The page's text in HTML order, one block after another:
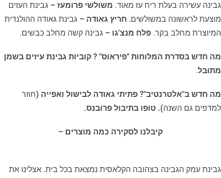
גבינה עשירה בעלת ריח עז מאוד. משולשי פרומעז – גבינת העזים
מוצעת לראשונה במשולשים. חריץ גאודה – גבינת גאודה ההולנדית
המיוצרת מחלב בקר. פלח מנצ'גו – גבינה קשה מחלב כבשים.
מה חדש בסדרת המלוחות "פיראוס" ? קוביות גבינת עיזים בשמן
מתובל.
מה חדש ב"אלטרנטיב"? פתיתי גאודה לבישול ואפייה (חוזר
למדפים גם השנה). טופו בתיבול פרובנס.
קיבלנו לסקירה כמה מוצרים –
גבינת עמק הגבינה בצהובה הקלאסית נמצאת בכל בית. אצלינו את